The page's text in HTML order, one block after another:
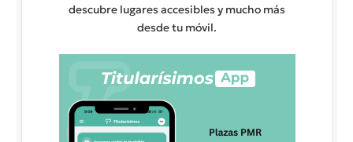
descubre lugares accesibles y mucho más
desde tu móvil.